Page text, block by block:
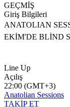
GEÇMİŞ
Giriş Bilgileri
ANATOLIAN
EKİM'DE BLİND
Line Up
Açılış
22:00 (GMT+3)
Anatolian Sessions
TAKİP ET